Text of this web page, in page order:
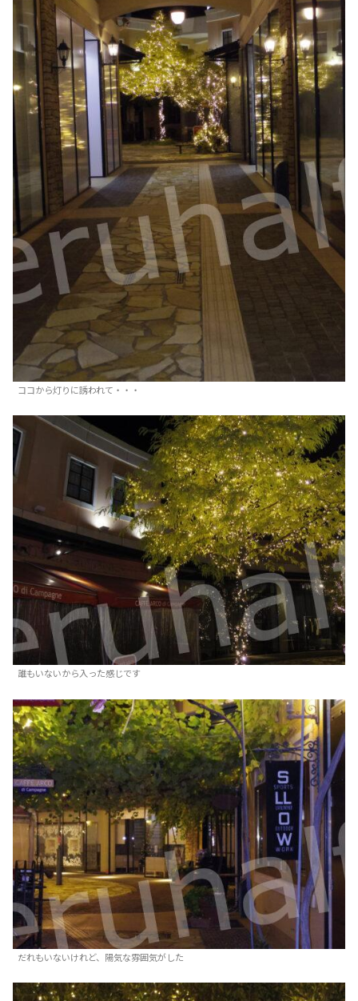
ココから灯りに誘われて・・・
誰もいないから入った感じです
だれもいないけれど、陽気な雰囲気がした